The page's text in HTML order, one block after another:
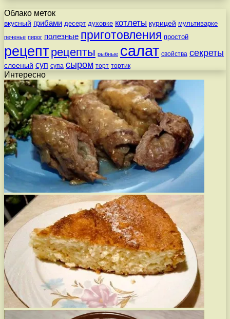
Облако меток
вкусный грибами десерт духовке котлеты курицей мультиварке
печенье пирог полезные приготовления простой
рецепт рецепты рыбные салат свойства секреты
слоеный суп супа сыром торт тортик
Интересно